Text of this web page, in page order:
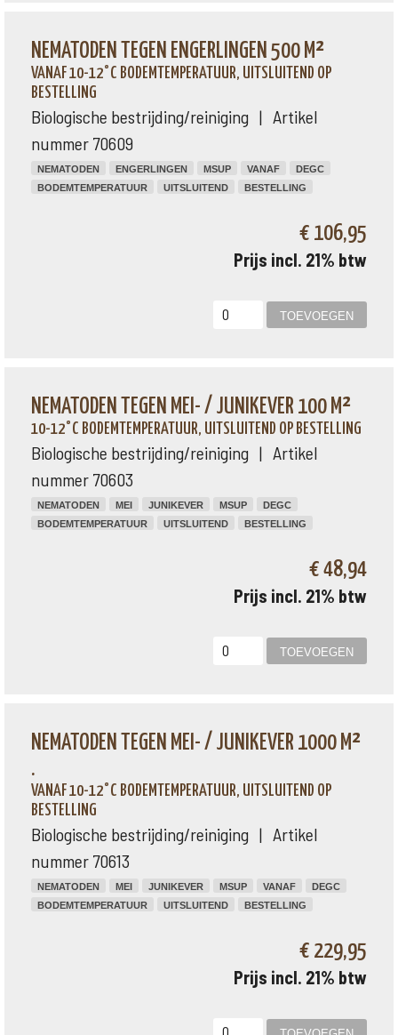
NEMATODEN TEGEN ENGERLINGEN 500 M²
VANAF 10-12°C BODEMTEMPERATUUR, UITSLUITEND OP
BESTELLING
Biologische bestrijding/reiniging | Artikel
nummer 70609
NEMATODEN ENGERLINGEN MSUP VANAF
DEGC
BODEMTEMPERATUUR
UITSLUITEND BESTELLING
€ 106,95
Prijs incl. 21% btw
NEMATODEN TEGEN MEI- / JUNIKEVER 100 M²
10-12°C BODEMTEMPERATUUR, UITSLUITEND OP BESTELLING
Biologische bestrijding/reiniging | Artikel
nummer 70603
NEMATODEN MEI JUNIKEVER MSUP
DEGC
BODEMTEMPERATUUR
UITSLUITEND BESTELLING
€ 48,94
Prijs incl. 21% btw
NEMATODEN TEGEN MEI- / JUNIKEVER 1000 M²
.
VANAF 10-12°C BODEMTEMPERATUUR, UITSLUITEND OP
BESTELLING
Biologische bestrijding/reiniging | Artikel
nummer 70613
NEMATODEN MEI JUNIKEVER MSUP VANAF
DEGC
BODEMTEMPERATUUR
UITSLUITEND BESTELLING
€ 229,95
Prijs incl. 21% btw